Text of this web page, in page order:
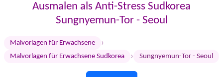
Ausmalen als Anti-Stress Sudkorea
Sungnyemun-Tor - Seoul
Malvorlagen für Erwachsene ›
Malvorlagen für Erwachsene Sudkorea › Sungnyemun-Tor - Seoul